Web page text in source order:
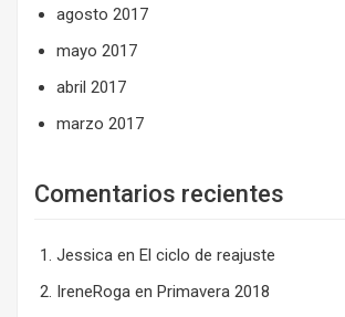
agosto 2017
mayo 2017
abril 2017
marzo 2017
Comentarios recientes
Jessica en El ciclo de reajuste
IreneRoga en Primavera 2018